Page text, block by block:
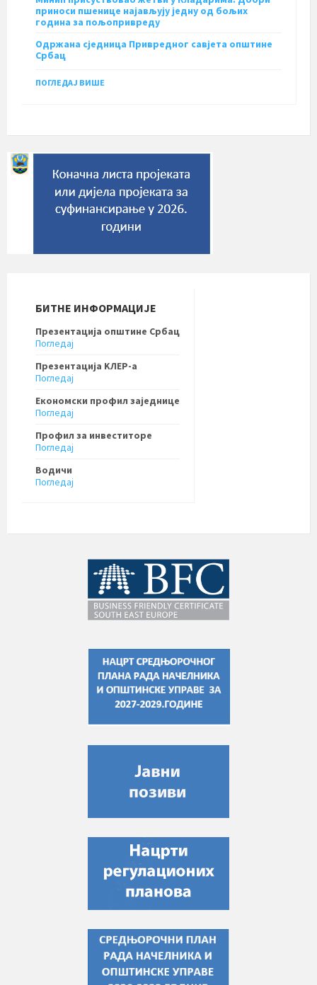
приноси пшенице најављују једну од бољих
година за пољопривреду
Одржана сједница Привредног савјета општине
Србац
ПОГЛЕДАЈ ВИШЕ
БИТНЕ ИНФОРМАЦИЈЕ
Презентација општине Србац
Погледај
Презентација KЛЕР-a
Погледај
Економски профил заједнице
Погледај
Профил за инвеститоре
Погледај
Водичи
Погледај